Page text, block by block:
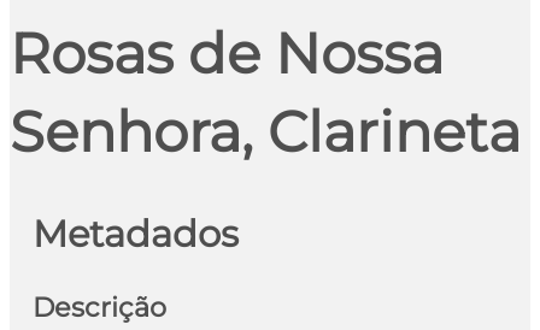
Rosas de Nossa
Senhora, Clarineta
Metadados
Descrição